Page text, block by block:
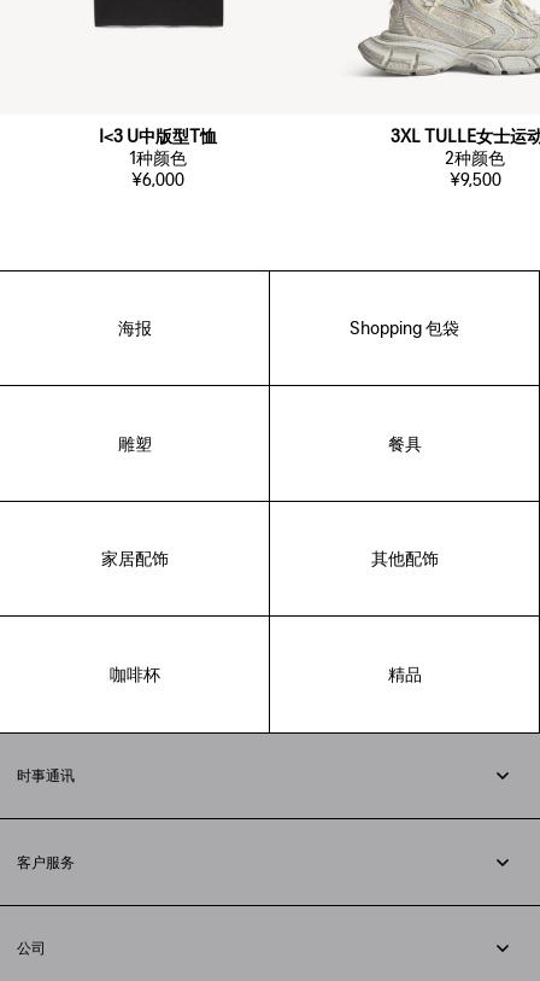
I<3 U中版型T恤
1种颜色
¥6,000
3XL TULLE女士运
2种颜色
¥9,500
海报 Shopping 包袋
雕塑 餐具
家居配饰 其他配饰
咖啡杯 精品
时事通讯
客户服务
配送方式
公司